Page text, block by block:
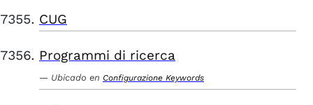
CUG
Programmi di ricerca
Ubicado en Configurazione Keywords